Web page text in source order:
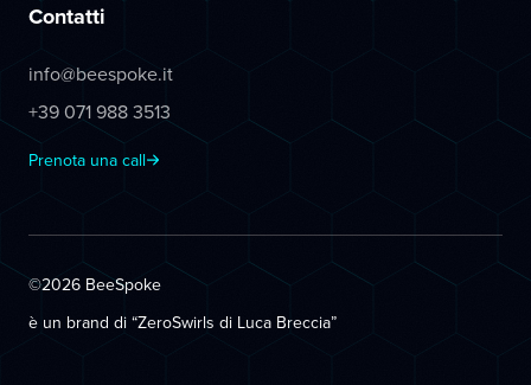
Contatti
info@beespoke.it
+39 071 988 3513
Prenota una call
©2026 BeeSpoke
è un brand di “ZeroSwirls di Luca Breccia”